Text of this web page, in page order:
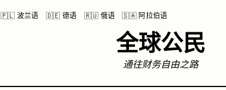
🇵🇱 波兰语 🇩🇪 德语 🇷🇺 俄语 🇸🇦 阿拉伯语
全球公民
通往财务自由之路